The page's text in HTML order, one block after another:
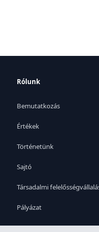
Rólunk
Bemutatkozás
Értékek
Történetünk
Sajtó
Társadalmi
Pályázat